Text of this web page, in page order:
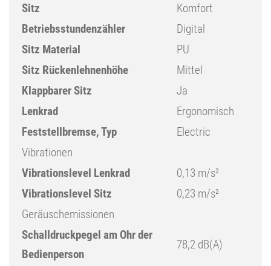
Sitz
Komfort
Betriebsstundenzähler
Digital
Sitz Material
PU
Sitz Rückenlehnenhöhe
Mittel
Klappbarer Sitz
Ja
Lenkrad
Ergonomisch
Feststellbremse, Typ
Electric
Vibrationen
Vibrationslevel Lenkrad
0,13 m/s²
Vibrationslevel Sitz
0,23 m/s²
Geräuschemissionen
Schalldruckpegel am Ohr der
Bedienperson
78,2 dB(A)